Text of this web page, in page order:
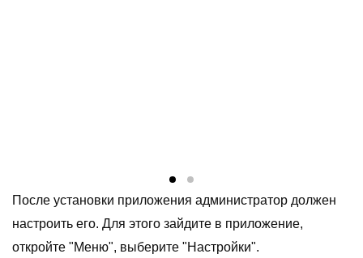
После установки приложения администратор должен
настроить его. Для этого зайдите в приложение,
откройте "Меню", выберите "Настройки".